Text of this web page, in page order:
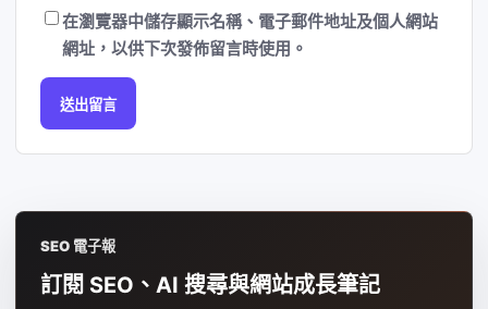
在瀏覽器中儲存顯示名稱、電子郵件地址及個人網站
網址，以供下次發佈留言時使用。
SEO 電子報
訂閱 SEO、AI 搜尋與網站成長筆記